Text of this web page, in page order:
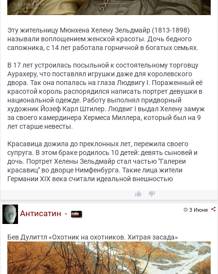
Эту жительницу Мюнхена Хелену Зельдмайр (1813-1898)
называли воплощением женской красоты. Дочь бедного
сапожника, с 14 лет работала горничной в богатых семьях.
В 17 лет устроилась посыльной к состоятельному торговцу
Аурахеру, что поставлял игрушки даже для королевского
двора. Так она попалась на глаза Людвигу I. Пораженный её
красотой король распорядился написать портрет девушки в
национальной одежде. Работу выполнял придворный
художник Йозеф Карл Штилер. Людвиг I выдал Хелену замуж
за своего камердинера Хермеса Миллера, который был на 9
лет старше невесты.
Красавица дожила до преклонных лет, пережила своего
супруга. В этом браке родилось 10 детей: девять сыновей и
дочь. Портрет Хелены Зельдмайр стал частью "Галереи
красавиц" во дворце Нимфенбурга. Такие лица жители
Германии XIX века считали идеальной внешностью
 
3 Июня 
Антисатин
Бев Дулиттл «Охотник на охотников. Хитрая засада»